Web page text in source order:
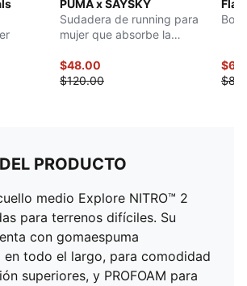
PUMA x SAYSKY
Sudadera de running para
mujer que absorbe la
$48.00
$120.00
PRODUCTO
medio Explore NITRO™ 2
para terrenos difíciles. Su
con gomaespuma
en todo el largo, para comodidad
superiores, y PROFOAM para